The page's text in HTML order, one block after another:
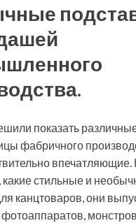
показать
фабричного
какие стильные и
канцтоваров, они